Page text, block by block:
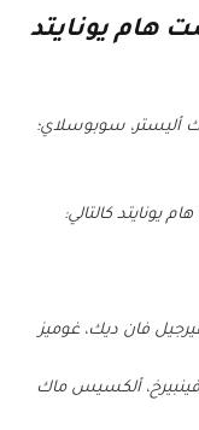
هام يونايتد
أليستر، سوبوسلاي؛
يونايتد كالتالي:
فان ديك، غوميز
ألكسيس ماك